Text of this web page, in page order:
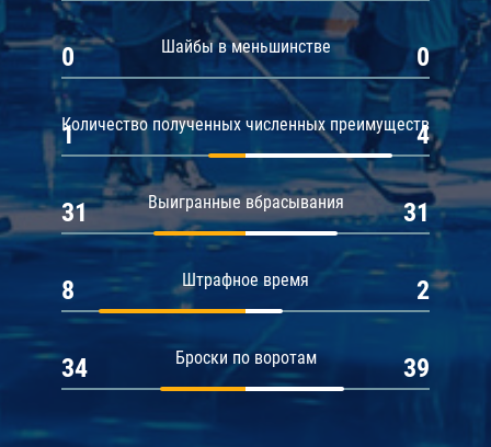
Шайбы в меньшинстве
0 0
Количество полученных численных преимуществ
1 4
Выигранные вбрасывания
31 31
Штрафное время
8 2
Броски по воротам
34 39